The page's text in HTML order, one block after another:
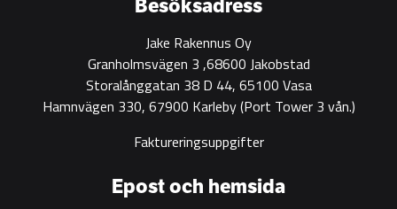
Besöksadress
Jake Rakennus Oy
Granholmsvägen 3 ,68600 Jakobstad
Storalånggatan 38 D 44, 65100 Vasa
Hamnvägen 330, 67900 Karleby(Port Tower 3 vån.)
Faktureringsuppgifter
Epost och hemsida